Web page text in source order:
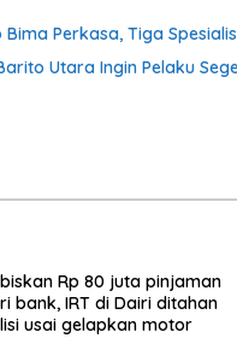
Perkasa, Tiga
Utara Ingin Pelaku
Rp 80 juta pinjaman
bank, IRT di Dairi ditahan
usai gelapkan motor